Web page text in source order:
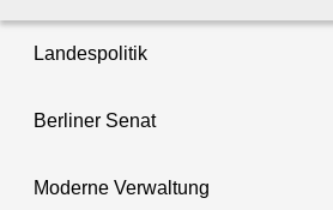
Landespolitik
Berliner Senat
Moderne Verwaltung